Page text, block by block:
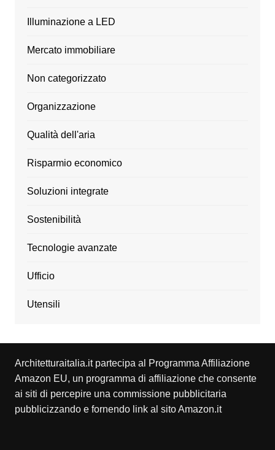
Illuminazione a LED
Mercato immobiliare
Non categorizzato
Organizzazione
Qualità dell'aria
Risparmio economico
Soluzioni integrate
Sostenibilità
Tecnologie avanzate
Ufficio
Utensili
Architetturaitalia.it partecipa al Programma Affiliazione
Amazon EU, un programma di affiliazione che consente
ai siti di percepire una commissione pubblicitaria
pubblicizzando e fornendo link al sito Amazon.it